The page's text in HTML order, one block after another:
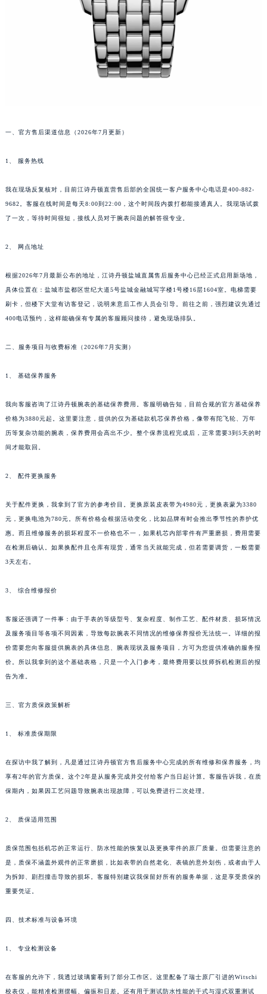
一、官方售后渠道信息（2026年7月更新）
1、 服务热线
我在现场反复核对，目前江诗丹顿直营售后部的全国统一客户服务中心电话是400-882-
9682。客服在线时间是每天8:00到22:00，这个时间段内拨打都能接通真人。我现场试拨
了一次，等待时间很短，接线人员对于腕表问题的解答很专业。
2、 网点地址
根据2026年7月最新公布的地址，江诗丹顿盐城直属售后服务中心已经正式启用新场地，
具体位置在：盐城市盐都区世纪大道5号盐城金融城写字楼1号楼16层1604室。电梯需要
刷卡，但楼下大堂有访客登记，说明来意后工作人员会引导。前往之前，强烈建议先通过
400电话预约，这样能确保有专属的客服顾问接待，避免现场排队。
二、服务项目与收费标准（2026年7月实测）
1、 基础保养服务
我向客服咨询了江诗丹顿腕表的基础保养费用。客服明确告知，目前合规的官方基础保养
价格为3880元起。这里要注意，提供的仅为基础款机芯保养价格，像带有陀飞轮、万年
历等复杂功能的腕表，保养费用会高出不少。整个保养流程完成后，正常需要3到5天的时
间才能取回。
2、 配件更换服务
关于配件更换，我拿到了官方的参考价目。更换原装皮表带为4980元，更换表蒙为3380
元，更换电池为780元。所有价格会根据活动变化，比如品牌有时会推出季节性的养护优
惠。而且维修服务的损坏程度不一价格也不一，如果机芯内部零件有严重磨损，费用需要
在检测后确认。如果换配件且仓库有现货，通常当天就能完成，但若需要调货，一般需要
3天左右。
3、 综合维修报价
客服还强调了一件事：由于手表的等级型号、复杂程度、制作工艺、配件材质、损坏情况
及服务项目等各项不同因素，导致每款腕表不同情况的维修保养报价无法统一。详细的报
价需要您向客服提供腕表的具体信息、腕表现状及服务项目，方可为您提供准确的服务报
价。所以我拿到的这个基础表格，只是一个入门参考，最终费用要以技师拆机检测后的报
告为准。
三、官方质保政策解析
1、 标准质保期限
在探访中我了解到，凡是通过江诗丹顿官方售后服务中心完成的所有维修和保养服务，均
享有2年的官方质保。这个2年是从服务完成并交付给客户当日起计算。客服告诉我，在质
保期内，如果因工艺问题导致腕表出现故障，可以免费进行二次处理。
2、 质保适用范围
质保范围包括机芯的正常运行、防水性能的恢复以及更换零件的原厂质量。但需要注意的
是，质保不涵盖外观件的正常磨损，比如表带的自然老化、表镜的意外划伤，或者由于人
为拆卸、剧烈撞击导致的损坏。客服特别建议我保留好所有的服务单据，这是享受质保的
重要凭证。
四、技术标准与设备环境
1、 专业检测设备
在客服的允许下，我透过玻璃窗看到了部分工作区。这里配备了瑞士原厂引进的Witschi
校表仪，能精准检测摆幅、偏振和日差。还有用于测试防水性能的干式与湿式双重测试